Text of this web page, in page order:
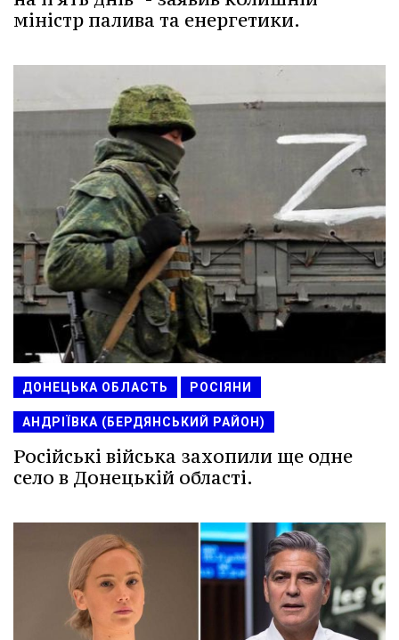
міністр палива та енергетики.
ДОНЕЦЬКА ОБЛАСТЬ РОСІЯНИ
АНДРІЇВКА (БЕРДЯНСЬКИЙ РАЙОН)
Російські війська захопили ще одне
село в Донецькій області.